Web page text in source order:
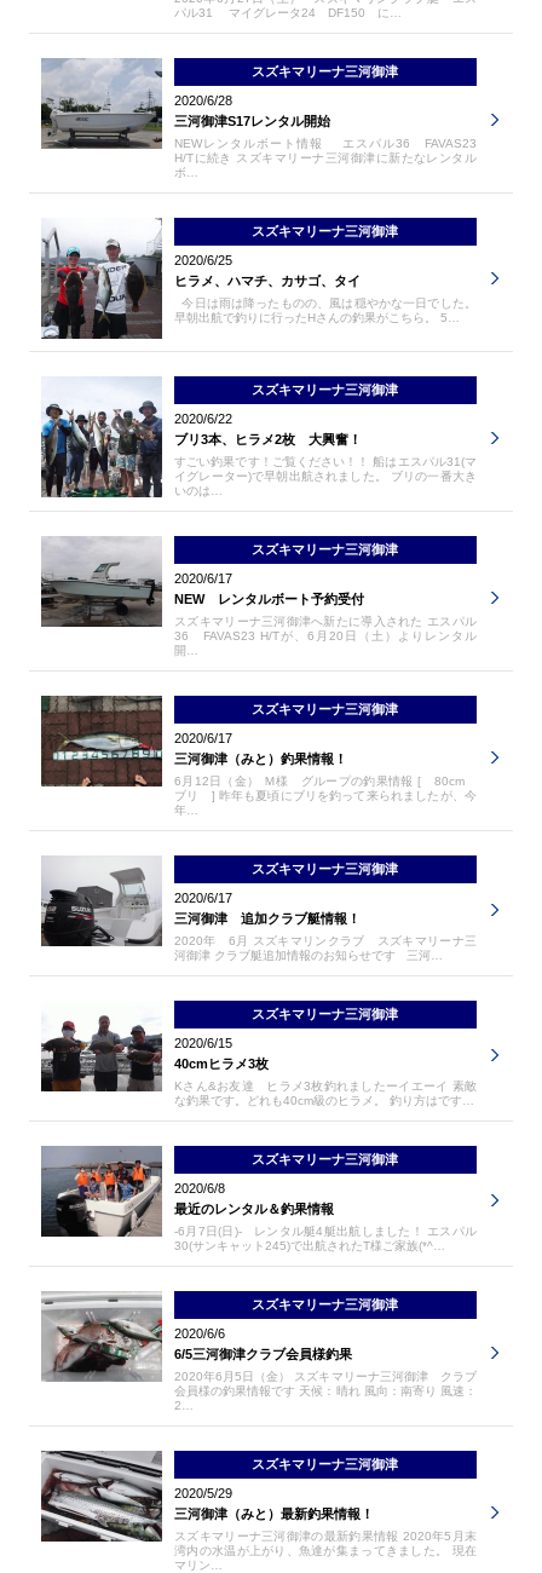
パル31 マイグレータ24 DF150 に…
スズキマリーナ三河御津
2020/6/28
三河御津S17レンタル開始
NEWレンタルボート情報 エスパル36 FAVAS23
H/Tに続き スズキマリーナ三河御津に新たなレンタル
ボ…
スズキマリーナ三河御津
2020/6/25
ヒラメ、ハマチ、カサゴ、タイ
今日は雨は降ったものの、風は穏やかな一日でした。
早朝出航で釣りに行ったHさんの釣果がこちら。 5…
スズキマリーナ三河御津
2020/6/22
ブリ3本、ヒラメ2枚 大興奮！
すごい釣果です！ご覧ください！！ 船はエスパル31(マ
イグレーター)で早朝出航されました。 ブリの一番大き
いのは…
スズキマリーナ三河御津
2020/6/17
NEW レンタルボート予約受付
スズキマリーナ三河御津へ新たに導入された エスパル
36 FAVAS23 H/Tが、6月20日（土）よりレンタル
開…
スズキマリーナ三河御津
2020/6/17
三河御津（みと）釣果情報！
6月12日（金） Ｍ様 グループの釣果情報 [ 80cm
ブリ ] 昨年も夏頃にブリを釣って来られましたが、今
年…
スズキマリーナ三河御津
2020/6/17
三河御津 追加クラブ艇情報！
2020年 6月 スズキマリンクラブ スズキマリーナ三
河御津 クラブ艇追加情報のお知らせです 三河…
スズキマリーナ三河御津
2020/6/15
40cmヒラメ3枚
Kさん&お友達 ヒラメ3枚釣れましたーイエーイ 素敵
な釣果です。どれも40cm級のヒラメ。 釣り方はです…
スズキマリーナ三河御津
2020/6/8
最近のレンタル＆釣果情報
-6月7日(日)- レンタル艇4艇出航しました！ エスパル
30(サンキャット245)で出航されたT様ご家族(*^…
スズキマリーナ三河御津
2020/6/6
6/5三河御津クラブ会員様釣果
2020年6月5日（金） スズキマリーナ三河御津 クラブ
会員様の釣果情報です 天候：晴れ 風向：南寄り 風速：
2…
スズキマリーナ三河御津
2020/5/29
三河御津（みと）最新釣果情報！
スズキマリーナ三河御津の最新釣果情報 2020年5月末
湾内の水温が上がり、魚達が集まってきました。 現在
マリン…